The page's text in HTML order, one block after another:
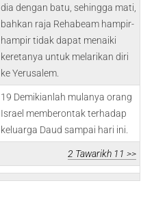
dia dengan batu, sehingga mati,
bahkan raja Rehabeam hampir-
hampir tidak dapat menaiki
keretanya untuk melarikan diri
ke Yerusalem.
19 Demikianlah mulanya orang
Israel memberontak terhadap
keluarga Daud sampai hari ini.
2 Tawarikh 11 >>